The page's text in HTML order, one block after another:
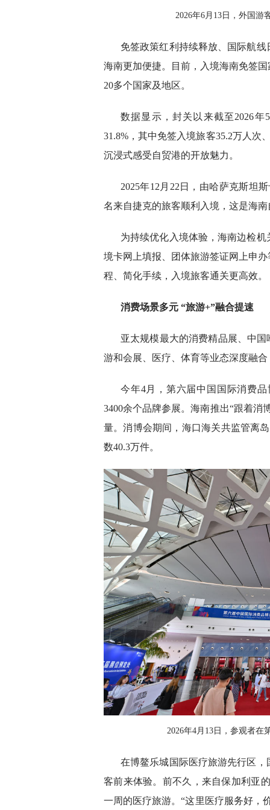
2026年6月13日，外国游
免签政策红利持续释放、国际航
海南更加便捷。目前，入境海南免签
20多个国家及地区。
数据显示，封关以来截至2026年
31.8%，其中免签入境旅客35.2万人次
沉浸式感受自贸港的开放魅力。
2025年12月22日，由哈萨克斯坦
名来自捷克的旅客顺利入境，这是海
为持续优化入境体验，海南边检
境卡网上填报、团体旅游签证网上申
程、简化手续，入境旅客通关更高效。
消费场景多元 “旅游+”融合提速
亚太规模最大的消费精品展、中
游和会展、医疗、体育等业态深度融
今年4月，第六届中国国际消费
3400余个品牌参展。海南推出“跟着消
量。消博会期间，海口海关共监管离
数40.3万件。
2026年4月13日，参观者在
在博鳌乐城国际医疗旅游先行区
客前来体验。前不久，来自保加利亚
一周的医疗旅游。“这里医疗服务好，